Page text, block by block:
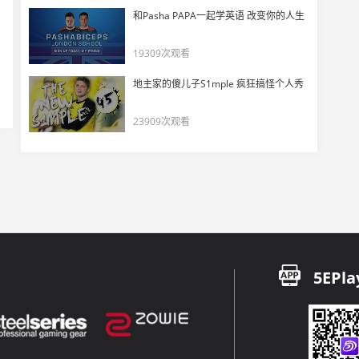
和Pasha PAPA一起学英语 改变你的人生
19309次观看
地主家的傻儿子S1mple 疯狂搞怪个人秀
23909次观看